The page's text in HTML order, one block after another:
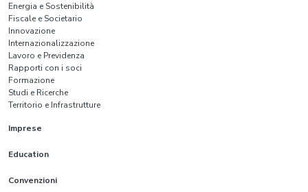
Energia e Sostenibilità
Fiscale e Societario
Innovazione
Internazionalizzazione
Lavoro e Previdenza
Rapporti con i soci
Formazione
Studi e Ricerche
Territorio e Infrastrutture
Imprese
Education
Convenzioni